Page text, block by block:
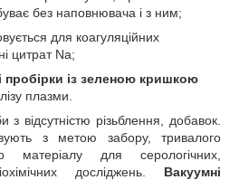
без наповнювача і з ним;
для коагуляційних
цитрат Na;
пробірки із зеленою кришкою
плазми.
з відсутністю різьблення, добавок.
з метою забору, тривалого
матеріалу для серологічних,
досліджень. Вакуумні